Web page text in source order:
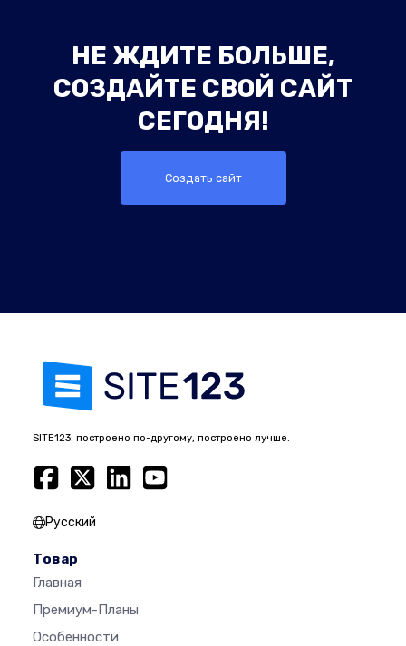
НЕ ЖДИТЕ БОЛЬШЕ,
СОЗДАЙТЕ СВОЙ САЙТ
СЕГОДНЯ!
Создать сайт
SITE123: построено по-другому, построено лучше.
Русский
Товар
Главная
Премиум-Планы
Особенности